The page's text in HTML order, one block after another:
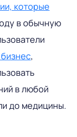
которые
в обычную
,
в любой
до медицины.